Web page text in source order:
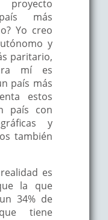
más
Yo creo
y
paritario,
mí es
país más
estos
país con
y
también
es
la que
34% de
tiene